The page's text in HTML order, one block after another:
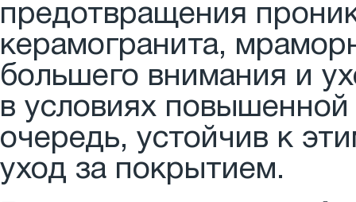
предотвращения
керамогранита,
большего внимания и
в условиях
очередь, устойчив к
уход за покрытием.